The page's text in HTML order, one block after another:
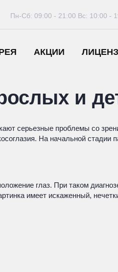
АКЦИИ
Пн-Сб: 09:00 - 21:00 Вс: 10:00 -
и
серьезные проблемы со
На начальной стадии
глаз. При таком
имеет искаженный,